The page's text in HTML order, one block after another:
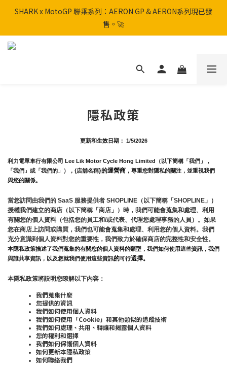
SHARK x MotoGP 聯乘系列：AERON GP & AERON系列現已發
售。🚀
SHARK x MotoGP 聯乘系列：AERON GP & AERON系列現已發
售。🚀
📦 【全新上架】NHK Helmet 到貨通知：S1GP & K5R 熱銷款式全
SHARK x MotoGP 聯乘系列：AERON GP & AERON系列現已發
隱私政策
更新和生效日期： 1/5/2026
利力電單車行有限公司 Lee Lik Motor Cycle Hong Limited（以下簡稱「我們」，
「我們」或「我們的」），{店舖名稱}的運營商 ，尊重您對隱私的關注，並重視我們
與您的關係。
當您訪問由我們的 SaaS 服務提供者 SHOPLINE（以下簡稱「SHOPLINE」）
授權我們建立的商店（以下簡稱「商店」）時，我們可能會蒐集和處理、利用
有關您的個人資料（包括您的員工和/或代表、代理您處理事務的人員）。如果
您在商店上訪問或購買，我們也可能會蒐集和處理、利用您的個人資料。我們
充分意識到個人資料對您的重要性，我們致力於確保商店的完整性和安全性。
本隱私政策描述了我們蒐集的有關您的個人資料的類型，我們如何使用這些資訊，我們
與誰共享資訊，以及您就我們使用這些資訊的可行選擇。
本隱私政策將説明您瞭解以下內容：
我們蒐集什麼
您提供的資訊
我們如何使用個人資料
我們如何使用「Cookie」和其他類似的追蹤技術
我們如何處理、共用、轉讓和揭露個人資料
您的權利和選擇
我們如何保護個人資料
如何更新本隱私政策
如何聯絡我們